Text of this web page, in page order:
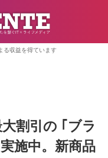
る収益を得ています
割引の ｢ブラ
施中。新商品